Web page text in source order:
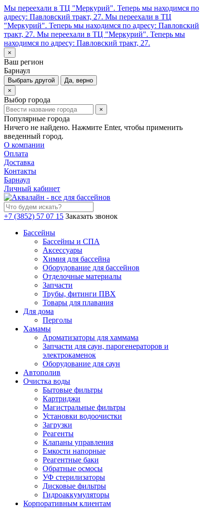
Мы переехали в ТЦ "Меркурий". Теперь мы находимся по
адресу: Павловский тракт, 27. Мы переехали в ТЦ
"Меркурий". Теперь мы находимся по адресу: Павловский
тракт, 27. Мы переехали в ТЦ "Меркурий". Теперь мы
находимся по адресу: Павловский тракт, 27.
×
Ваш регион
Барнаул
Выбрать другой
Да, верно
×
Выбор города
×
Популярные города
Ничего не найдено. Нажмите Enter, чтобы применить
введенный город.
О компании
Оплата
Доставка
Контакты
Барнаул
Личный кабинет
+7 (3852) 57 07 15 Заказать звонок
Бассейны
Бассейны и СПА
Аксессуары
Химия для бассейна
Оборудование для бассейнов
Отделочные материалы
Запчасти
Трубы, фитинги ПВХ
Товары для плавания
Для дома
Перголы
Хамамы
Ароматизаторы для хаммама
Запчасти для саун, парогенераторов и
электрокаменок
Оборудование для саун
Автополив
Очистка воды
Бытовые фильтры
Картриджи
Магистральные фильтры
Установки водоочистки
Загрузки
Реагенты
Клапаны управления
Емкости напорные
Реагентные баки
Обратные осмосы
УФ стерилизаторы
Дисковые фильтры
Гидроаккумуляторы
Корпоративным клиентам